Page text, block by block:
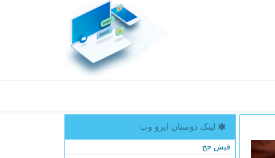
لینک دوستان ایزو وب
فیش حج